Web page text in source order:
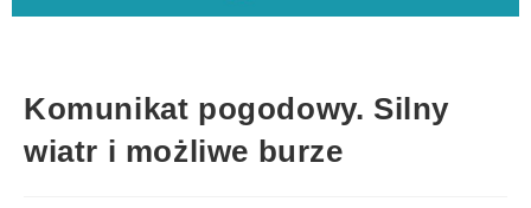
Komunikat pogodowy. Silny
wiatr i możliwe burze